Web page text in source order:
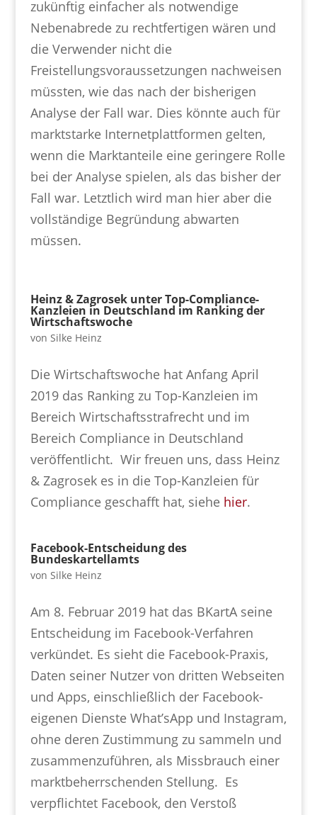
zukünftig einfacher als notwendige
Nebenabrede zu rechtfertigen wären und
die Verwender nicht die
Freistellungsvoraussetzungen nachweisen
müssten, wie das nach der bisherigen
Analyse der Fall war. Dies könnte auch für
marktstarke Internetplattformen gelten,
wenn die Marktanteile eine geringere Rolle
bei der Analyse spielen, als das bisher der
Fall war. Letztlich wird man hier aber die
vollständige Begründung abwarten
müssen.
Heinz & Zagrosek unter Top-Compliance-
Kanzleien in Deutschland im Ranking der
Wirtschaftswoche
von Silke Heinz
Die Wirtschaftswoche hat Anfang April
2019 das Ranking zu Top-Kanzleien im
Bereich Wirtschaftsstrafrecht und im
Bereich Compliance in Deutschland
veröffentlicht. Wir freuen uns, dass Heinz
& Zagrosek es in die Top-Kanzleien für
Compliance geschafft hat, siehe hier.
Facebook-Entscheidung des
Bundeskartellamts
von Silke Heinz
Am 8. Februar 2019 hat das BKartA seine
Entscheidung im Facebook-Verfahren
verkündet. Es sieht die Facebook-Praxis,
Daten seiner Nutzer von dritten Webseiten
und Apps, einschließlich der Facebook-
eigenen Dienste What’sApp und Instagram,
ohne deren Zustimmung zu sammeln und
zusammenzuführen, als Missbrauch einer
marktbeherrschenden Stellung. Es
verpflichtet Facebook, den Verstoß